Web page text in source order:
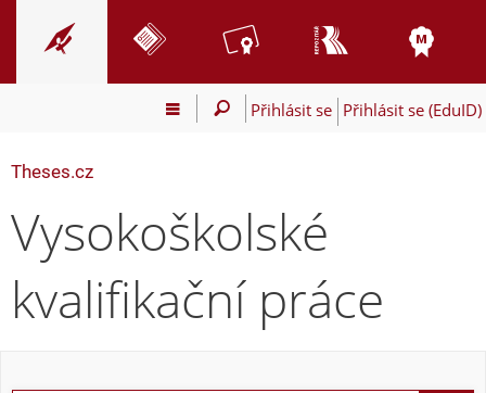
Přihlásit se Přihlásit se (EduID)
Theses.cz
Vysokoškolské
kvalifikační práce